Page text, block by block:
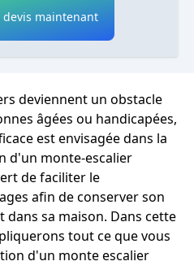
devis maintenant
deviennent un obstacle
âgées ou handicapées,
est envisagée dans la
d'un monte-escalier
de faciliter le
afin de conserver son
sa maison. Dans cette
tout ce que vous
d'un monte escalier